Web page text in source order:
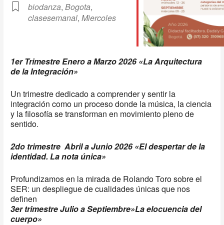
biodanza,Bogota,
clasesemanal,Miercoles
1er Trimestre Enero a Marzo 2026 «La Arquitectura
de la Integración»
Un trimestre dedicado a comprender y sentir la
integración como un proceso donde la música, la ciencia
y la filosofía se transforman en movimiento pleno de
sentido.
2do trimestre Abril a Junio 2026 «El despertar de la
identidad. La nota única»
Profundizamos en la mirada de Rolando Toro sobre el
SER: un despliegue de cualidades únicas que nos
definen
3er trimestre Julio a Septiembre»La elocuencia del
cuerpo»